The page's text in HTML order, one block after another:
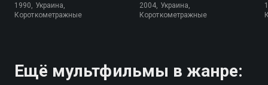
1990, Украина,
Короткометражные
2004, Украина,
Короткометражные
Ещё мультфильмы в жанре: